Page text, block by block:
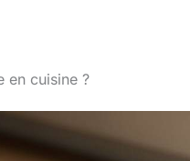
en cuisine ?